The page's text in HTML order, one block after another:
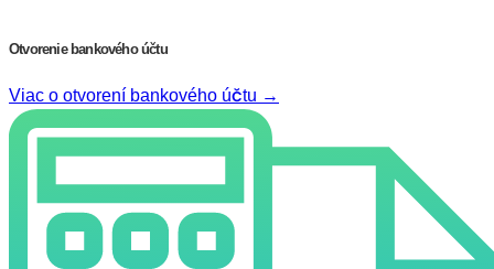
Otvorenie bankového účtu
Viac o otvorení bankového účtu →